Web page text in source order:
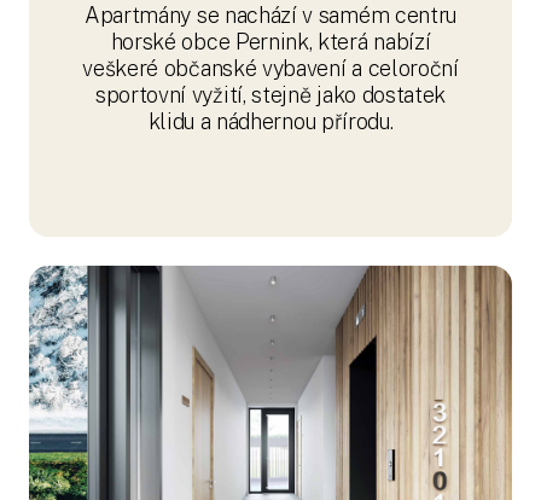
Apartmány se nachází v samém centru
horské obce Pernink, která nabízí
veškeré občanské vybavení a celoroční
sportovní vyžití, stejně jako dostatek
klidu a nádhernou přírodu.